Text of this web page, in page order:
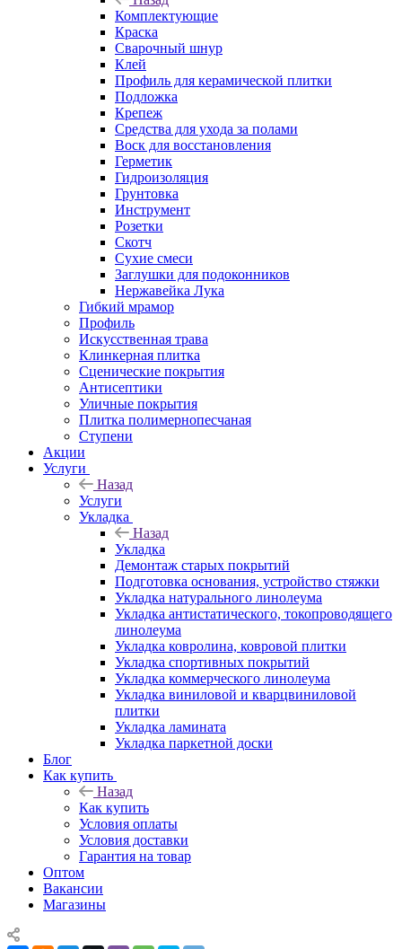
Комплектующие
Краска
Сварочный шнур
Клей
Профиль для керамической плитки
Подложка
Крепеж
Средства для ухода за полами
Воск для восстановления
Герметик
Гидроизоляция
Грунтовка
Инструмент
Розетки
Скотч
Сухие смеси
Заглушки для подоконников
Нержавейка Лука
Гибкий мрамор
Профиль
Искусственная трава
Клинкерная плитка
Сценические покрытия
Антисептики
Уличные покрытия
Плитка полимернопесчаная
Ступени
Акции
Услуги
Назад
Услуги
Укладка
Назад
Укладка
Демонтаж старых покрытий
Подготовка основания, устройство стяжки
Укладка натурального линолеума
Укладка антистатического, токопроводящего
линолеума
Укладка ковролина, ковровой плитки
Укладка спортивных покрытий
Укладка коммерческого линолеума
Укладка виниловой и кварцвиниловой
плитки
Укладка ламината
Укладка паркетной доски
Блог
Как купить
Назад
Как купить
Условия оплаты
Условия доставки
Гарантия на товар
Оптом
Вакансии
Магазины